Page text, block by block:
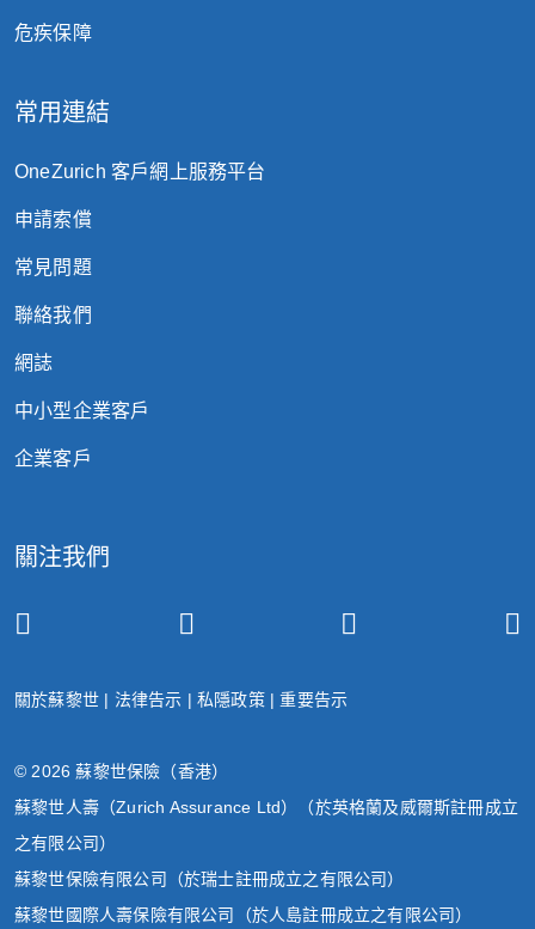
危疾保障
常用連結
OneZurich 客戶網上服務平台
申請索償
常見問題
聯絡我們
網誌
中小型企業客戶
企業客戶
關注我們
關於蘇黎世 | 法律告示 |私隱政策|重要告示
© 2026 蘇黎世保險（香港）
蘇黎世人壽（Zurich Assurance Ltd）（於英格蘭及威爾斯註冊成立
之有限公司）
蘇黎世保險有限公司（於瑞士註冊成立之有限公司）
蘇黎世國際人壽保險有限公司（於人島註冊成立之有限公司）